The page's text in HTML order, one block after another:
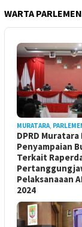
WARTA PARLEMEN
MURATARA,
DPRD
Penyampaian
Terkait
Pelaksanaaan
2024